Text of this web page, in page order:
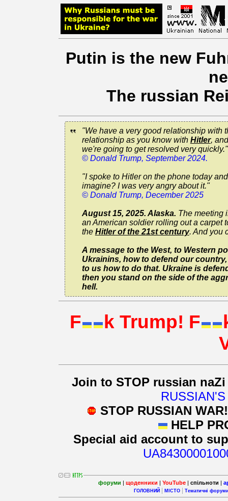
Putin is the new
The russian
"We have a very good relationship with
relationship as you know with Hitler,
we're going to get resolved very quickly."
© Donald Trump, September 2024.
"I spoke to Hitler on the phone today
imagine? I was very angry about it."
© Donald Trump, December 2025
August 15, 2025. Alaska. The meeting
an American soldier rolling out a carpet
the Hitler of the 21st century. And you
A message to the West, to Western
Ukrainins, how to defend our
to us how to do that. Ukraine is
then you stand on the side of the
hell.
F k Trump! F
Join to STOP russian
STOP RUSSIAN
HELP
Special aid account to
форуми | щоденники | YouTube | спільноти |
ГОЛОВНИЙ МІСТО Тематичні